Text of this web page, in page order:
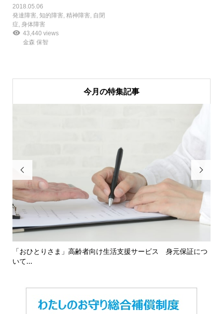
2018.05.06
発達障害, 知的障害, 精神障害, 自閉
症 身体障害
43,440 views
金森 保智
今月の特集記事

「おひとりさま」高齢者向け生活支援サービス 身元保証につ
いて...
